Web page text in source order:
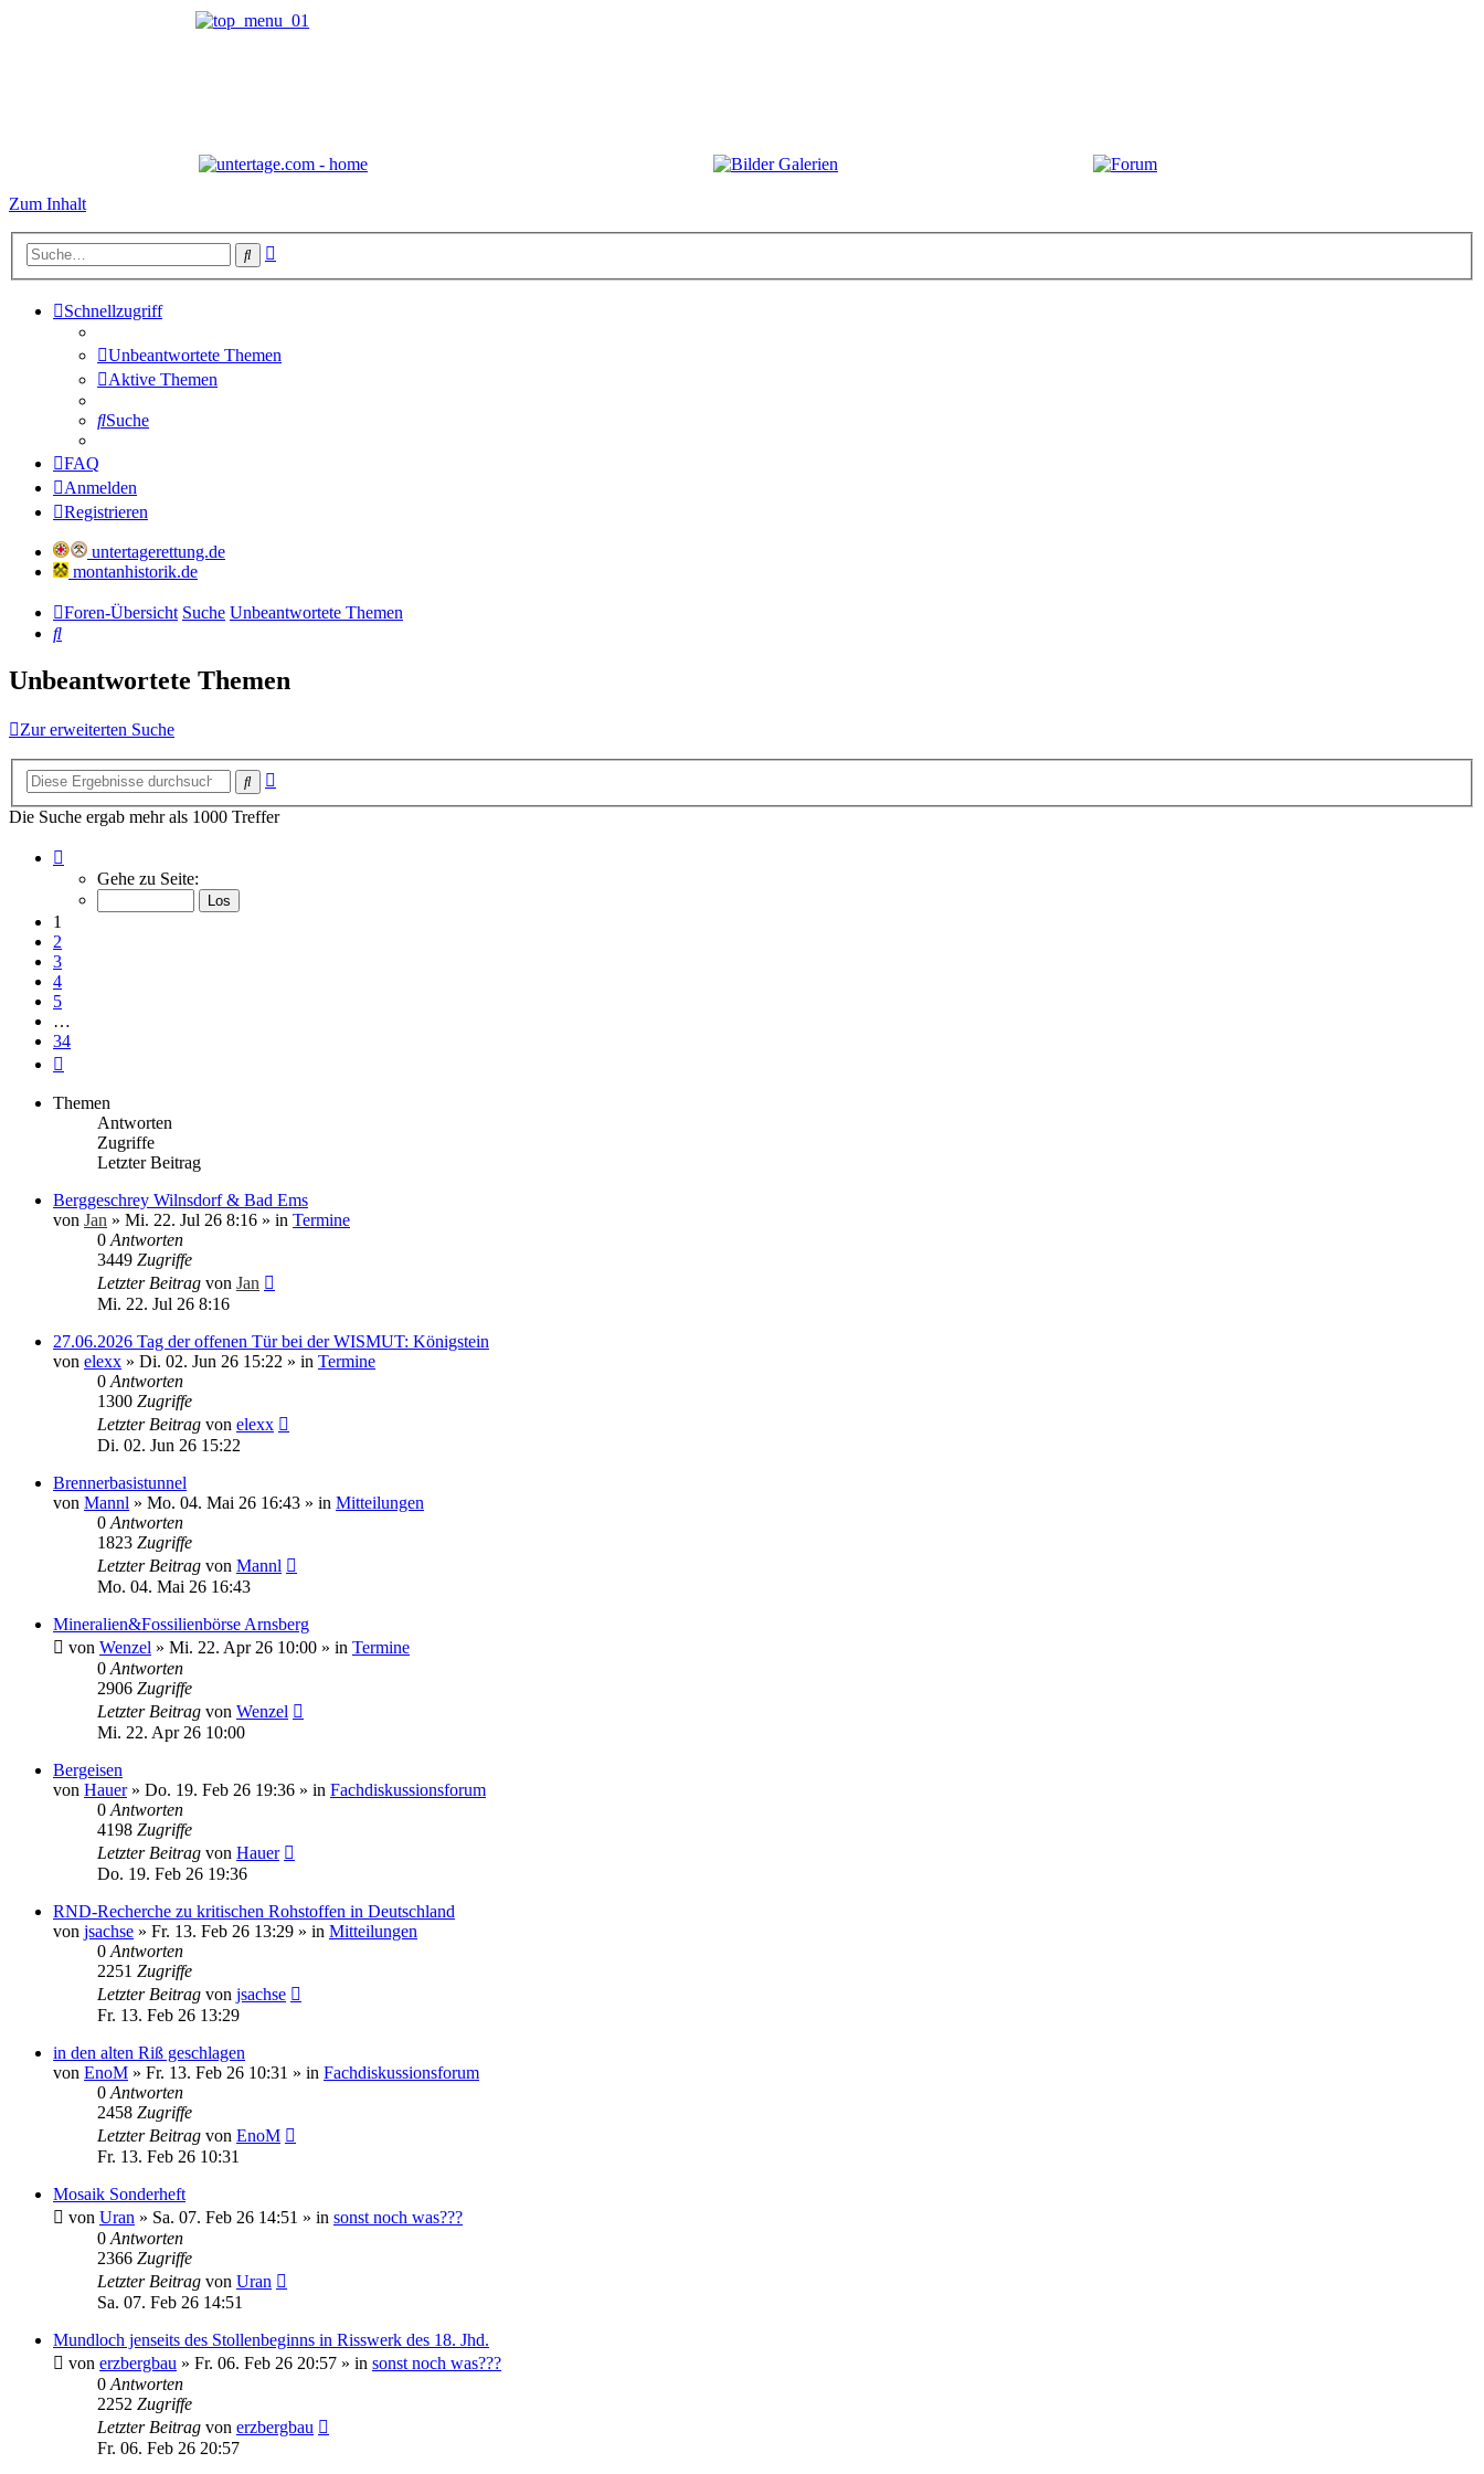
Zum Inhalt
Suche
Schnellzugriff
Unbeantwortete Themen
Aktive Themen
Suche
FAQ
Anmelden
Registrieren
untertagerettung.de
montanhistorik.de
Foren-Übersicht Suche Unbeantwortete Themen
Suche
Unbeantwortete Themen
Zur erweiterten Suche
Suche
Die Suche ergab mehr als 1000 Treffer
von
Gehe zu Seite:
1
2
3
4
5
…
34
Themen
Antworten
Zugriffe
Letzter Beitrag
Berggeschrey Wilnsdorf & Bad Ems
von Jan » Mi. 22. Jul 26 8:16 » in Termine
0 Antworten
3449 Zugriffe
Letzter Beitrag von Jan
Mi. 22. Jul 26 8:16
27.06.2026 Tag der offenen Tür bei der WISMUT: Königstein
von elexx » Di. 02. Jun 26 15:22 » in Termine
0 Antworten
1300 Zugriffe
Letzter Beitrag von elexx
Di. 02. Jun 26 15:22
Brennerbasistunnel
von Mannl » Mo. 04. Mai 26 16:43 » in Mitteilungen
0 Antworten
1823 Zugriffe
Letzter Beitrag von Mannl
Mo. 04. Mai 26 16:43
Mineralien&Fossilienbörse Arnsberg
von Wenzel » Mi. 22. Apr 26 10:00 » in Termine
0 Antworten
2906 Zugriffe
Letzter Beitrag von Wenzel
Mi. 22. Apr 26 10:00
Bergeisen
von Hauer» Do. 19. Feb 26 19:36 » in Fachdiskussionsforum
0 Antworten
4198 Zugriffe
Letzter Beitrag von Hauer
Do. 19. Feb 26 19:36
RND-Recherche zu kritischen Rohstoffen in Deutschland
von jsachse » Fr. 13. Feb 26 13:29 » in Mitteilungen
0 Antworten
2251 Zugriffe
Letzter Beitrag von jsachse
Fr. 13. Feb 26 13:29
in den alten Riß geschlagen
von EnoM » Fr. 13. Feb 26 10:31 » in Fachdiskussionsforum
0 Antworten
2458 Zugriffe
Letzter Beitrag von EnoM
Fr. 13. Feb 26 10:31
Mosaik Sonderheft
von Uran » Sa. 07. Feb 26 14:51 » in sonst noch was???
0 Antworten
2366 Zugriffe
Letzter Beitrag von Uran
Sa. 07. Feb 26 14:51
Mundloch jenseits des Stollenbeginns in Risswerk des 18. Jhd.
von erzbergbau » Fr. 06. Feb 26 20:57 » in sonst noch was???
0 Antworten
2252 Zugriffe
Letzter Beitrag von erzbergbau
Fr. 06. Feb 26 20:57